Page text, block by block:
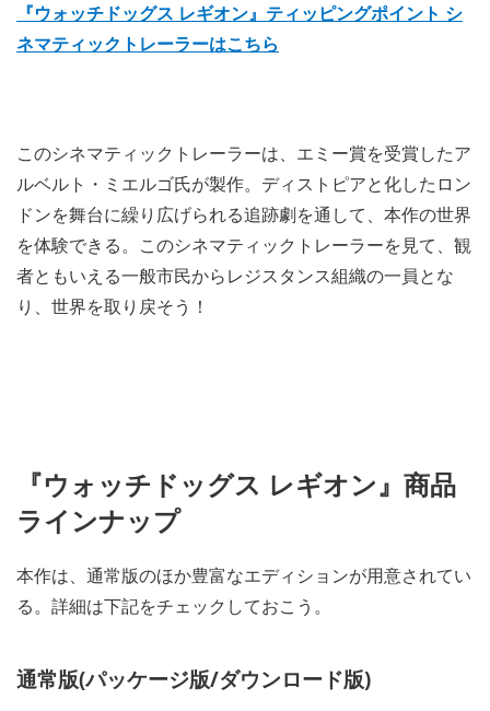
『ウォッチドッグス レギオン』ティッピングポイント シ
ネマティックトレーラーはこちら
このシネマティックトレーラーは、エミー賞を受賞したア
ルベルト・ミエルゴ氏が製作。ディストピアと化したロン
ドンを舞台に繰り広げられる追跡劇を通して、本作の世界
を体験できる。このシネマティックトレーラーを見て、観
者ともいえる一般市民からレジスタンス組織の一員とな
り、世界を取り戻そう！
『ウォッチドッグス レギオン』商品
ラインナップ
本作は、通常版のほか豊富なエディションが用意されてい
る。詳細は下記をチェックしておこう。
通常版(パッケージ版/ダウンロード版)